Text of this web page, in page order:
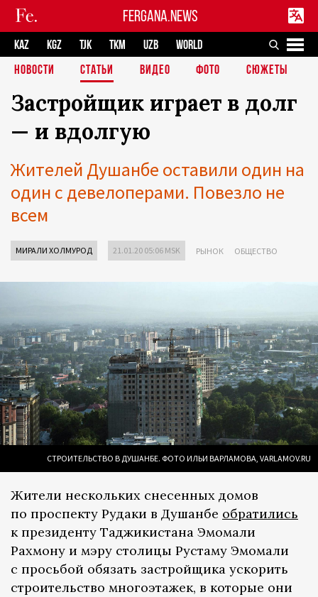
FERGANA.NEWS
KAZ KGZ TJK TKM UZB
WORLD
НОВОСТИ
СТАТЬИ ВИДЕО ФОТО СЮЖЕТЫ
Застройщик играет в долг
— и вдолгую
Жителей Душанбе оставили один на
один с девелоперами. Повезло не
всем
МИРАЛИ ХОЛМУРОД 21.01.20 05:06 MSK РЫНОК ОБЩЕСТВО
СТРОИТЕЛЬСТВО В ДУШАНБЕ. ФОТО ИЛЬИ ВАРЛАМОВА, VARLAMOV.RU
Жители нескольких снесенных домов
по проспекту Рудаки в Душанбе обратились
к президенту Таджикистана Эмомали
Рахмону и мэру столицы Рустаму Эмомали
с просьбой обязать застройщика ускорить
строительство многоэтажек, в которые они